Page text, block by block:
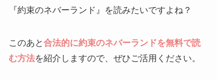
『約束のネバーランド』を読みたいですよね？
このあと 合法的に約束のネバーランドを無料で読
む方法を紹介しますので、ぜひご活用ください。